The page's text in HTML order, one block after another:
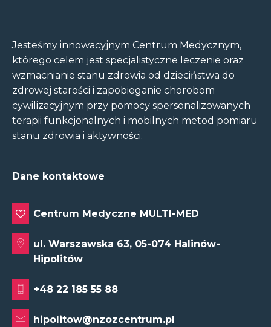
Jesteśmy innowacyjnym Centrum Medycznym,
którego celem jest specjalistyczne leczenie oraz
wzmacnianie stanu zdrowia od dzieciństwa do
zdrowej starości i zapobieganie chorobom
cywilizacyjnym przy pomocy spersonalizowanych
terapii funkcjonalnych i mobilnych metod pomiaru
stanu zdrowia i aktywności.
Dane kontaktowe
Centrum Medyczne MULTI-MED
ul. Warszawska 63, 05-074 Halinów-
Hipolitów
+48 22 185 55 88
hipolitow@nzozcentrum.pl